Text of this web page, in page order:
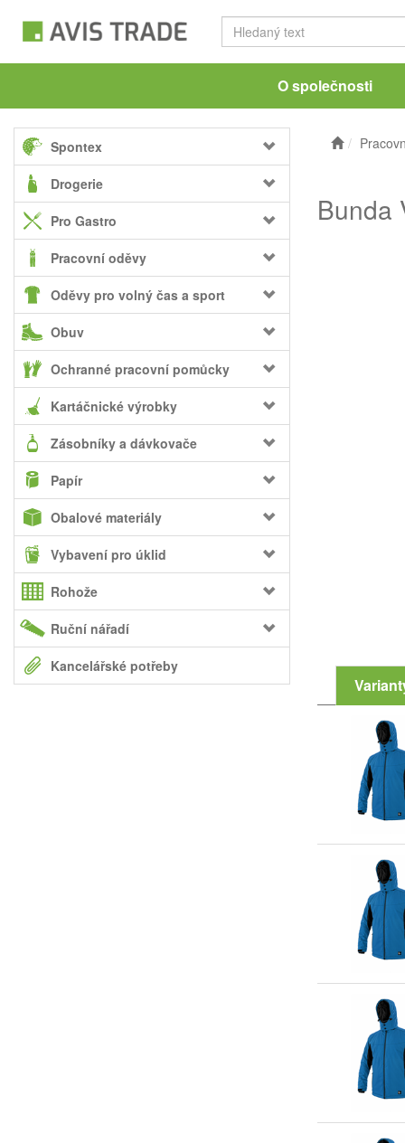
O společnosti
Spontex
Drogerie
Pro Gastro
Pracovní oděvy
Oděvy pro volný čas a sport
Obuv
Ochranné pracovní pomůcky
Kartáčnické výrobky
Zásobníky a dávkovače
Papír
Obalové materiály
Vybavení pro úklid
Rohože
Ruční nářadí
Kancelářské potřeby
Bunda